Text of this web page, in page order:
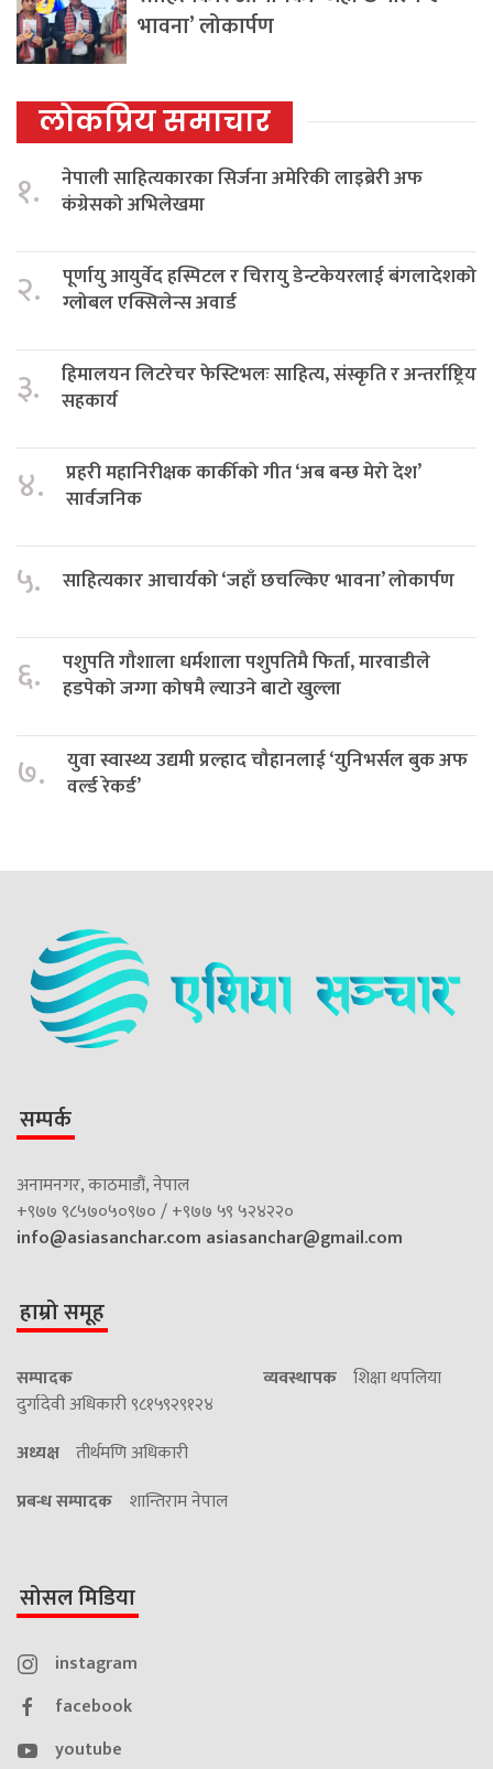
भावना’ लोकार्पण
लोकप्रिय समाचार
१.
नेपाली साहित्यकारका सिर्जना अमेरिकी लाइब्रेरी अफ
कंग्रेसको अभिलेखमा
२.
पूर्णायु आयुर्वेद हस्पिटल र चिरायु डेन्टकेयरलाई बंगलादेशको
ग्लोबल एक्सिलेन्स अवार्ड
३.
हिमालयन लिटरेचर फेस्टिभलः साहित्य, संस्कृति र अन्तर्राष्ट्रिय
सहकार्य
४.
प्रहरी महानिरीक्षक कार्कीको गीत ‘अब बन्छ मेरो देश’
सार्वजनिक
५. साहित्यकार आचार्यको ‘जहाँ छचल्किए भावना’ लोकार्पण
६.
पशुपति गौशाला धर्मशाला पशुपतिमै फिर्ता, मारवाडीले
हडपेको जग्गा कोषमै ल्याउने बाटो खुल्ला
७.
युवा स्वास्थ्य उद्यमी प्रल्हाद चौहानलाई ‘युनिभर्सल बुक अफ
वर्ल्ड रेकर्ड’
सम्पर्क
अनामनगर, काठमाडौं, नेपाल
+९७७ ९८५७०५०९७० / +९७७ ५९ ५२४२२०
info@asiasanchar.com asiasanchar@gmail.com
हाम्रो समूह
सम्पादक
दुर्गादेवी अधिकारी ९८१५९२९१२४
व्यवस्थापक शिक्षा थपलिया
अध्यक्ष तीर्थमणि अधिकारी
प्रबन्ध सम्पादक शान्तिराम नेपाल
सोसल मिडिया
instagram
facebook
youtube